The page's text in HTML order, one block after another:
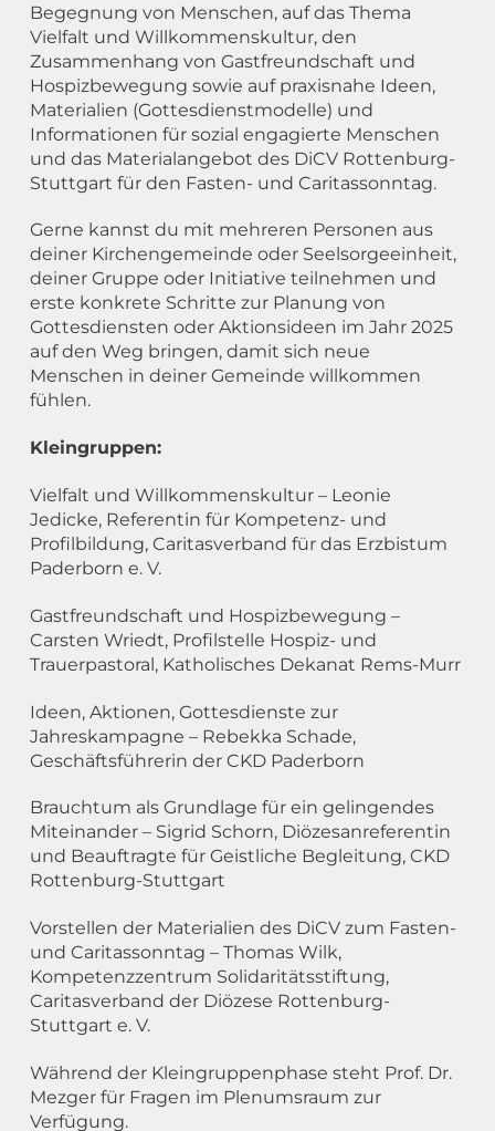
Begegnung von Menschen, auf das Thema
Vielfalt und Willkommenskultur, den
Zusammenhang von Gastfreundschaft und
Hospizbewegung sowie auf praxisnahe Ideen,
Materialien (Gottesdienstmodelle) und
Informationen für sozial engagierte Menschen
und das Materialangebot des DiCV Rottenburg-
Stuttgart für den Fasten- und Caritassonntag.
Gerne kannst du mit mehreren Personen aus
deiner Kirchengemeinde oder Seelsorgeeinheit,
deiner Gruppe oder Initiative teilnehmen und
erste konkrete Schritte zur Planung von
Gottesdiensten oder Aktionsideen im Jahr 2025
auf den Weg bringen, damit sich neue
Menschen in deiner Gemeinde willkommen
fühlen.
Kleingruppen:
Vielfalt und Willkommenskultur – Leonie
Jedicke, Referentin für Kompetenz- und
Profilbildung, Caritasverband für das Erzbistum
Paderborn e. V.
Gastfreundschaft und Hospizbewegung –
Carsten Wriedt, Profilstelle Hospiz- und
Trauerpastoral, Katholisches Dekanat Rems-Murr
Ideen, Aktionen, Gottesdienste zur
Jahreskampagne – Rebekka Schade,
Geschäftsführerin der CKD Paderborn
Brauchtum als Grundlage für ein gelingendes
Miteinander – Sigrid Schorn, Diözesanreferentin
und Beauftragte für Geistliche Begleitung, CKD
Rottenburg-Stuttgart
Vorstellen der Materialien des DiCV zum Fasten-
und Caritassonntag – Thomas Wilk,
Kompetenzzentrum Solidaritätsstiftung,
Caritasverband der Diözese Rottenburg-
Stuttgart e. V.
Während der Kleingruppenphase steht Prof. Dr.
Mezger für Fragen im Plenumsraum zur
Verfügung.